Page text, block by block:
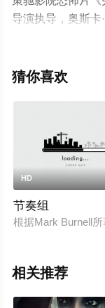
导演执导，奥斯卡
利克斯·卡默雷尔,
尔森,尼古拉·雷·卡
娜,罗伯托等演员
未删减完整版电
移步至豆瓣电影
猜你喜欢
HD
节奏组
根据Mark Burnell
相关推荐